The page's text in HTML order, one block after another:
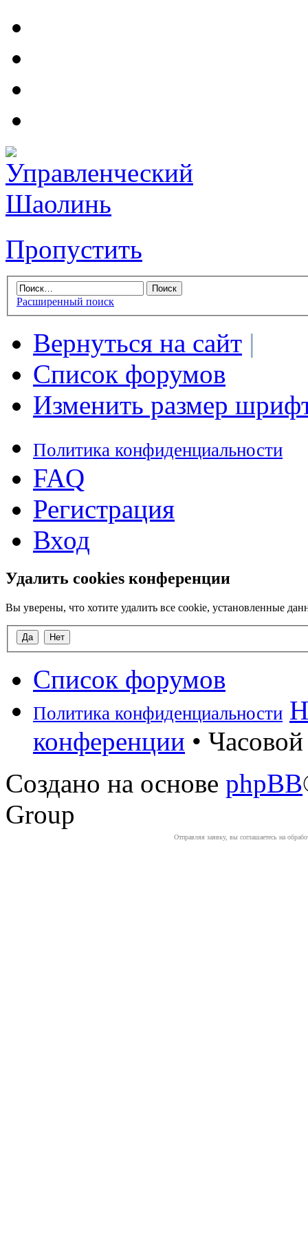
Пропустить
Расширенный поиск
Вернуться на сайт |
Список форумов
Изменить размер
Политика конфиденциальности
FAQ
Регистрация
Вход
Удалить cookies конференции
Вы уверены, что хотите удалить все cookie, установленные
Список форумов
Политика конфиденциальности
конференции •
Создано на основе phpBB
Group
Отправляя заявку, вы соглашаетесь на